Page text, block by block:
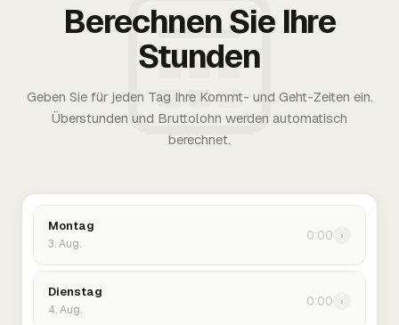
Berechnen Sie Ihre
Stunden
Geben Sie für jeden Tag Ihre Kommt- und Geht-Zeiten ein.
Überstunden und Bruttolohn werden automatisch
berechnet.
Montag
3. Aug.
0:00 ›
Dienstag
4. Aug.
0:00 ›